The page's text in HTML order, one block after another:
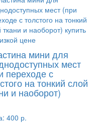
мини для
мест
переходе с
на тонкий слой
и наоборот)
400 р.